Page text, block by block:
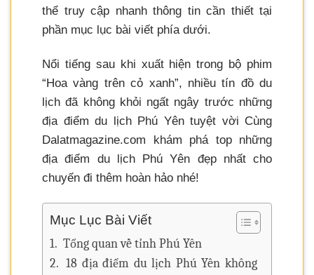
thể truy cập nhanh thông tin cần thiết tại
phần mục lục bài viết phía dưới.
Nổi tiếng sau khi xuất hiện trong bộ phim
“Hoa vàng trên cỏ xanh”, nhiều tín đồ du
lịch đã không khỏi ngất ngây trước những
địa điểm du lịch Phú Yên tuyệt vời Cùng
Dalatmagazine.com khám phá top những
địa điểm du lịch Phú Yên đẹp nhất cho
chuyến đi thêm hoàn hảo nhé!
Mục Lục Bài Viết
Tổng quan về tỉnh Phú Yên
18 địa điểm du lịch Phú Yên không